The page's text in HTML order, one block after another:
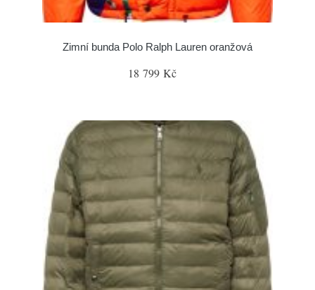
Zimní bunda Polo Ralph Lauren oranžová
18 799 Kč